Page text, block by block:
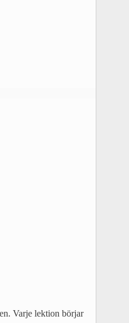
Varje lektion börjar